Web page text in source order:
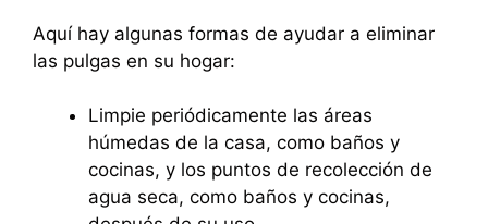
Aquí hay algunas formas de ayudar a eliminar
las pulgas en su hogar:
Limpie periódicamente las áreas
húmedas de la casa, como baños y
cocinas, y los puntos de recolección de
agua seca, como baños y cocinas,